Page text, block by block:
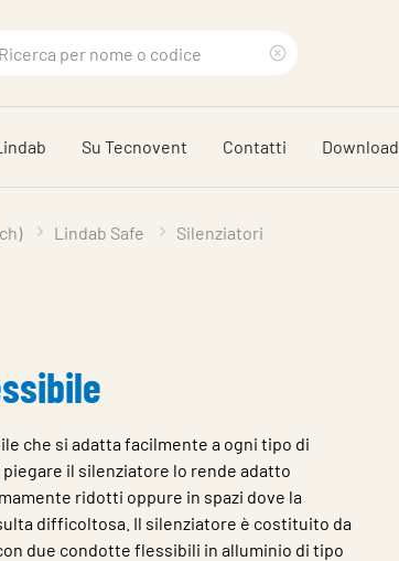
di
ricerca
Su Tecnovent Contatti Download
Lindab Safe Silenziatori
che si adatta facilmente a ogni tipo di
il silenziatore lo rende adatto
ridotti oppure in spazi dove la
difficoltosa. Il silenziatore è costituito da
due condotte flessibili in alluminio di tipo